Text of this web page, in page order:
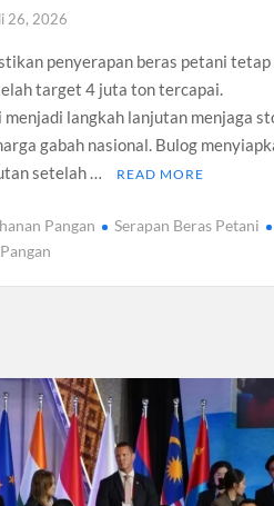
26, 2026
penyerapan beras petani tetap
target 4 juta ton tercapai.
menjadi langkah lanjutan menjaga
gabah nasional. Bulog
setelah …
READ MORE
Pangan
Serapan Beras Petani